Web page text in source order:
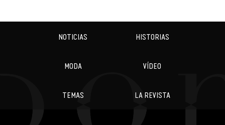
NOTICIAS HISTORIAS
MODA VÍDEO
TEMAS LA REVISTA